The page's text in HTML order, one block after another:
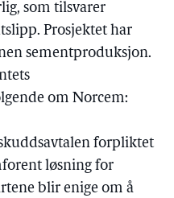
som tilsvarer
Prosjektet har
sementproduksjon.
om Norcem:
forpliktet
løsning for
blir enige om å